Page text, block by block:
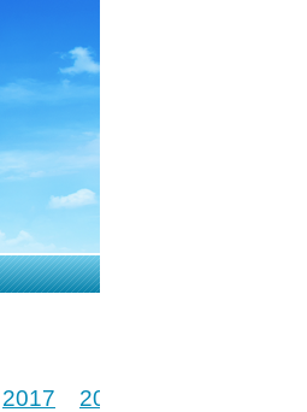
2017 2018